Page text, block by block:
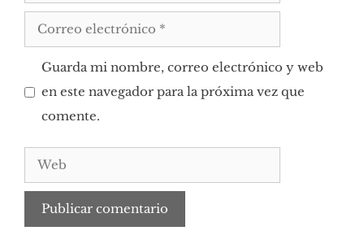
Correo
electrónico
Guarda mi nombre, correo electrónico y web
en este navegador para la próxima vez que
comente.
Web